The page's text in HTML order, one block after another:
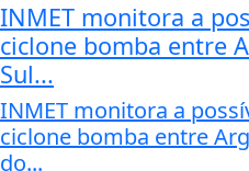
INMET monitora a
ciclone bomba entre
Sul...
INMET monitora a
ciclone bomba entre
do...